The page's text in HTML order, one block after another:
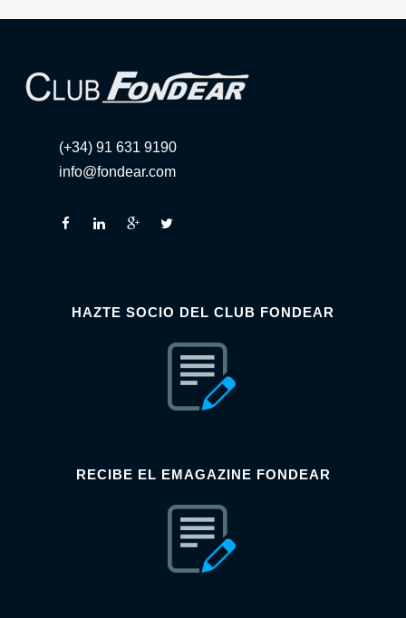
(+34) 91 631 9190
info@fondear.com
HAZTE SOCIO DEL CLUB FONDEAR
RECIBE EL EMAGAZINE FONDEAR